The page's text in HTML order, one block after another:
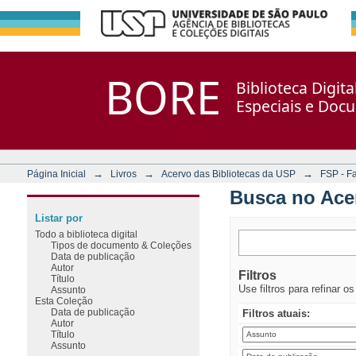
BORE
Biblioteca
Especiais e
Página Inicial → Livros → Acervo das Bibliotecas da USP → FSP -
Busca no
Filtros
Use filtros para refinar
Filtros atuais:
Listar por
Todo a biblioteca digital
Tipos de documento & Coleções
Data de publicação
Autor
Título
Assunto
Esta Coleção
Data de publicação
Autor
Título
Assunto